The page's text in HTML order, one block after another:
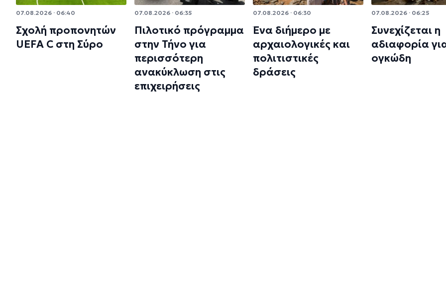
07.08.2026 · 06:40
Σχολή προπονητών
UEFA C στη Σύρο
07.08.2026 · 06:35
Πιλοτικό πρόγραμμα
στην Τήνο για
περισσότερη
ανακύκλωση στις
επιχειρήσεις
07.08.2026 · 06:30
Ένα διήμερο με
αρχαιολογικές και
πολιτιστικές
δράσεις
07.08.2026 · 06:25
Συνεχίζεται η
αδιαφορία
ογκώδη